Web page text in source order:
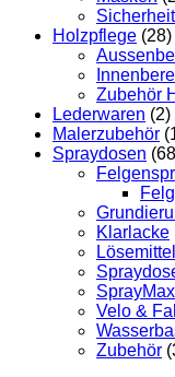
Sicherheit
Holzpflege (28)
Zubehör
Lederwaren (2)
Malerzubehör
Spraydosen
Klarlacke
Velo &
Zubehör